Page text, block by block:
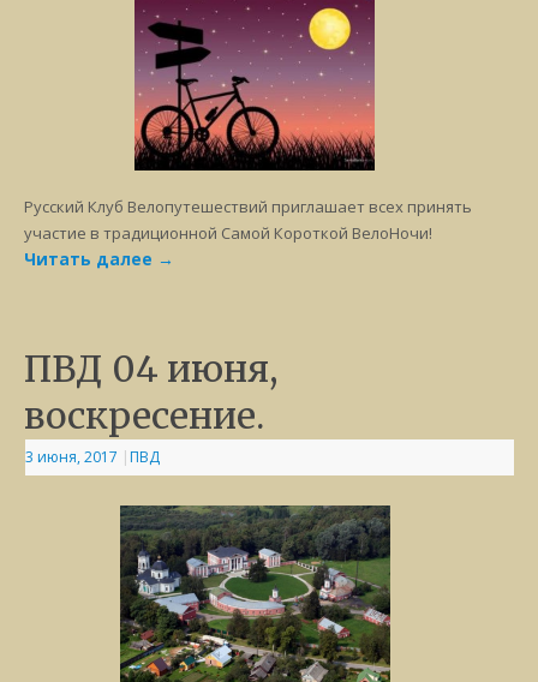
Русский Клуб Велопутешествий приглашает всех принять
участие в традиционной Самой Короткой ВелоНочи!
Читать далее →
ПВД 04 июня,
воскресение.
3 июня, 2017 | ПВД